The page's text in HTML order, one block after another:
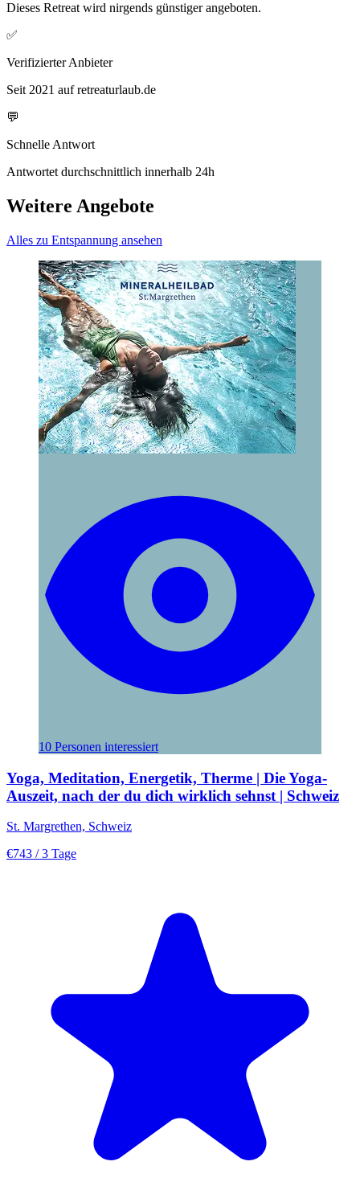
Dieses Retreat wird nirgends günstiger angeboten.
✅
Verifizierter Anbieter
Seit 2021 auf retreaturlaub.de
💬
Schnelle Antwort
Antwortet durchschnittlich innerhalb 24h
Weitere Angebote
Alles zu Entspannung ansehen
10 Personen interessiert
Yoga, Meditation, Energetik, Therme | Die Yoga-
Auszeit, nach der du dich wirklich sehnst | Schweiz
St. Margrethen, Schweiz
€743 / 3 Tage